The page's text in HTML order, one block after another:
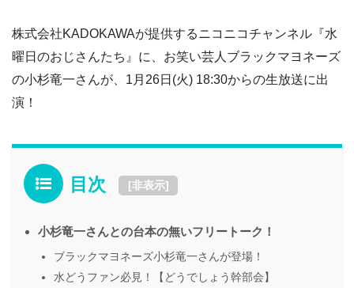
株式会社KADOKAWAが提供するニコニコチャンネル『水
曜日のおじさんたち』に、お笑い芸人ブラックマヨネーズ
の小杉竜一さんが、1月26日(火) 18:30からの生放送に出
演！
目次 [非表示]
小杉竜一さんとの台本の無いフリートーク！
ブラックマヨネーズ小杉竜一さんが登場！
水どうファン必見！【どうでしょう幹部会】